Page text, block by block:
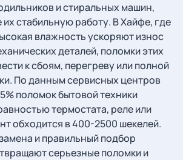
и стиральных машин,
стабильную работу. В Хайфе, где
влажность ускоряют износ
деталей, поломки этих
к сбоям, перегреву или полной
По данным сервисных центров
поломок бытовой техники
термостата, реле или
обходится в 400-2500 шекелей.
и правильный подбор
серьезные поломки и